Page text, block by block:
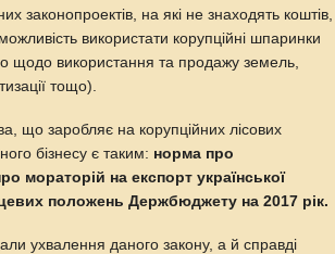
законопроектів, на які не знаходять коштів,
використати корупційні шпаринки
щодо використання та продажу земель,
тощо).
що заробляє на корупційних лісових
бізнесу є таким: норма про
мораторій на експорт української
положень Держбюджету на 2017 рік.
ухвалення даного закону, а й справді